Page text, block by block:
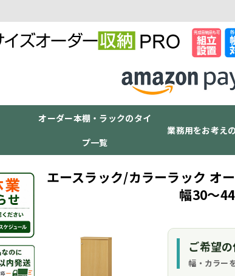
オーダー本棚・ラックのタイ
プ一覧
業務用をお考え
エースラック/カラーラック
幅30～
ご希望
幅・カラー